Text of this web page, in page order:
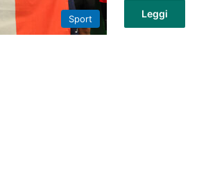
Sport Leggi